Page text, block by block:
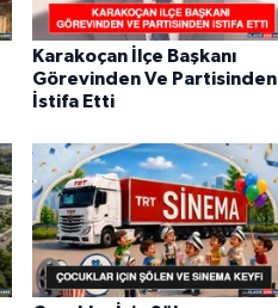
Karakoçan İlçe Başkanı
Görevinden Ve Partisinden
İstifa Etti